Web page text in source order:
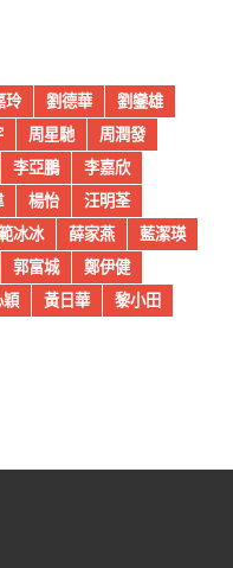
玲 劉德華
劉鑾雄
周星馳
周潤發
李亞鵬
李嘉欣
楊怡
汪明荃
冰冰 薛家燕
藍潔瑛
郭富城
鄭伊健
穎 黃日華
黎小田